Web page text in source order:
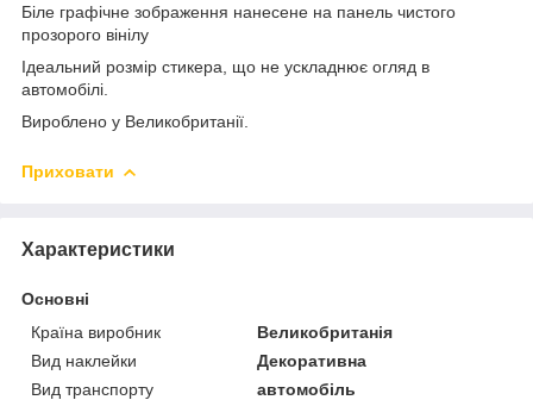
Біле графічне зображення нанесене на панель чистого
прозорого вінілу
Ідеальний розмір стикера, що не ускладнює огляд в
автомобілі.
Вироблено у Великобританії.
Приховати
Характеристики
Основні
Країна виробник
Великобританія
Вид наклейки
Декоративна
Вид транспорту
автомобіль